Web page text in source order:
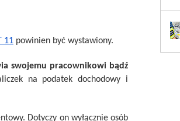
11 powinien być wystawiony.
swojemu pracownikowi bądź
na podatek dochodowy i
Dotyczy on wyłącznie osób